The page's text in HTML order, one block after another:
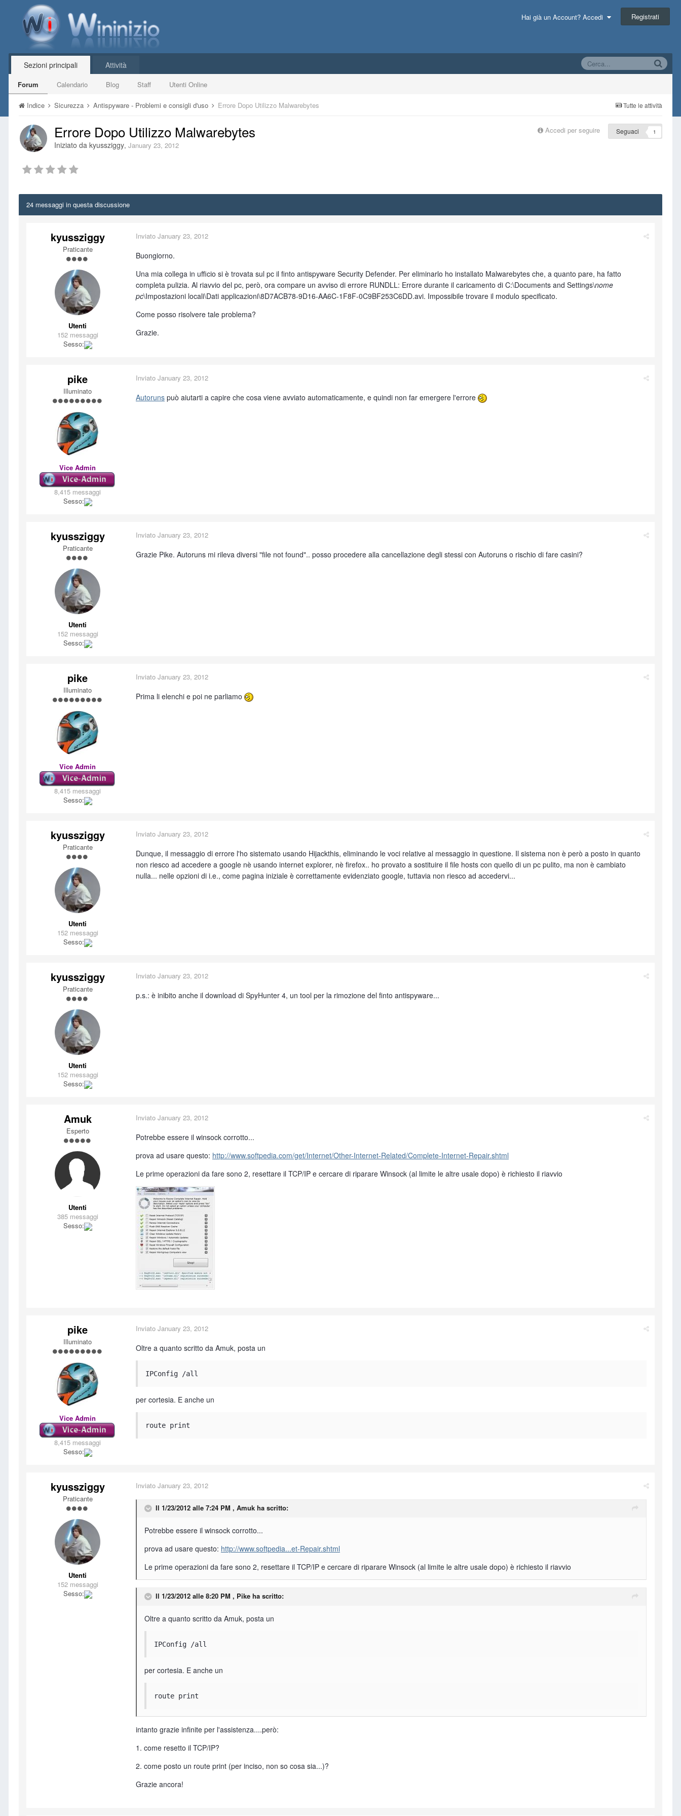
Hai già un Account? Accedi Registrati
Sezioni principali
Forum Calendario Blog Staff Utenti Online
Attività
Tutte le attività
Indice Sicurezza Antispyware - Problemi e consigli d'uso Errore Dopo Utilizzo Malwarebytes
Accedi per seguire Seguaci 1
Errore Dopo Utilizzo Malwarebytes
Iniziato da kyussziggy, January 23, 2012
24 messaggi in questa discussione
kyussziggy
Praticante
Utenti
152 messaggi
Sesso:
Inviato January 23, 2012
Buongiorno.
Una mia collega in ufficio si è trovata sul pc il finto antispyware Security Defender. Per eliminarlo ho installato Malwarebytes che, a quanto pare, ha fatto
completa pulizia. Al riavvio del pc, però, ora compare un avviso di errore RUNDLL: Errore durante il caricamento di C:\Documents and Settings\nome
pc\Impostazioni locali\Dati applicazioni\8D7ACB78-9D16-AA6C-1F8F-0C9BF253C6DD.avi. Impossibile trovare il modulo specificato.
Come posso risolvere tale problema?
Grazie.
pike
Illuminato
Vice Admin
8,415 messaggi
Sesso:
Inviato January 23, 2012
Autoruns può aiutarti a capire che cosa viene avviato automaticamente, e quindi non far emergere l'errore
kyussziggy
Praticante
Utenti
152 messaggi
Sesso:
Inviato January 23, 2012
Grazie Pike. Autoruns mi rileva diversi "file not found".. posso procedere alla cancellazione degli stessi con Autoruns o rischio di fare casini?
pike
Illuminato
Vice Admin
8,415 messaggi
Sesso:
Inviato January 23, 2012
Prima li elenchi e poi ne parliamo
kyussziggy
Praticante
Utenti
152 messaggi
Sesso:
Inviato January 23, 2012
Dunque, il messaggio di errore l'ho sistemato usando Hijackthis, eliminando le voci relative al messaggio in questione. Il sistema non è però a posto in quanto
non riesco ad accedere a google nè usando internet explorer, nè firefox.. ho provato a sostituire il file hosts con quello di un pc pulito, ma non è cambiato
nulla... nelle opzioni di i.e., come pagina iniziale è correttamente evidenziato google, tuttavia non riesco ad accedervi...
kyussziggy
Praticante
Utenti
152 messaggi
Sesso:
Inviato January 23, 2012
p.s.: è inibito anche il download di SpyHunter 4, un tool per la rimozione del finto antispyware...
Amuk
Esperto
Utenti
385 messaggi
Sesso:
Inviato January 23, 2012
Potrebbe essere il winsock corrotto...
prova ad usare questo: http://www.softpedia.com/get/Internet/Other-Internet-Related/Complete-Internet-Repair.shtml
Le prime operazioni da fare sono 2, resettare il TCP/IP e cercare di riparare Winsock (al limite le altre usale dopo) è richiesto il riavvio
pike
Illuminato
Vice Admin
8,415 messaggi
Sesso:
Inviato January 23, 2012
Oltre a quanto scritto da Amuk, posta un
IPConfig /all
per cortesia. E anche un
route print
kyussziggy
Praticante
Utenti
152 messaggi
Sesso:
Inviato January 23, 2012
Il 1/23/2012 alle 7:24 PM , Amuk ha scritto:
Potrebbe essere il winsock corrotto...
prova ad usare questo: http://www.softpedia...et-Repair.shtml
Le prime operazioni da fare sono 2, resettare il TCP/IP e cercare di riparare Winsock (al limite le altre usale dopo) è richiesto il riavvio
Il 1/23/2012 alle 8:20 PM , Pike ha scritto:
Oltre a quanto scritto da Amuk, posta un
IPConfig /all
per cortesia. E anche un
route print
intanto grazie infinite per l'assistenza....però:
1. come resetto il TCP/IP?
2. come posto un route print (per inciso, non so cosa sia...)?
Grazie ancora!